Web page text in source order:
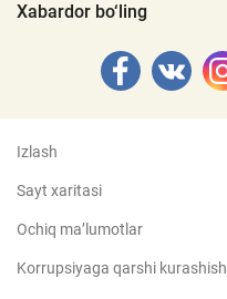
Xabardor bo‘ling
Izlash
Sayt xaritasi
Ochiq ma’lumotlar
Korrupsiyaga qarshi kurashish